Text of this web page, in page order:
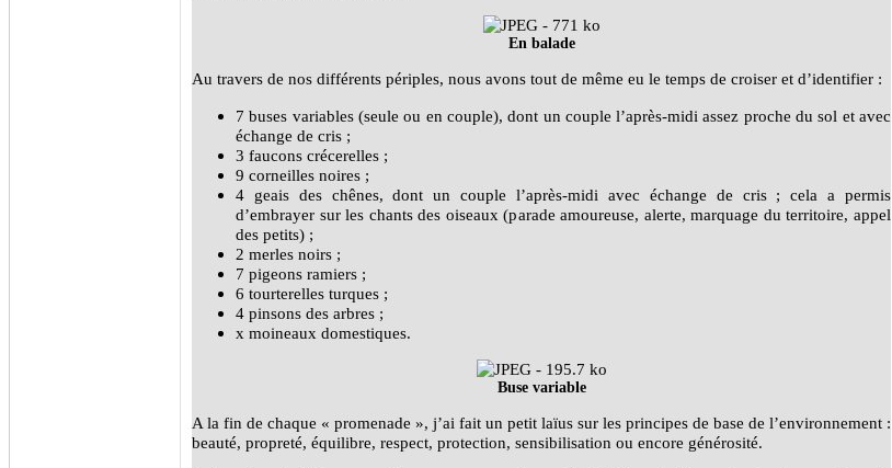
En balade
Au travers de nos différents périples, nous avons tout de même eu le temps de croiser et d’identifier :
7 buses variables (seule ou en couple), dont un couple l’après-midi assez proche du sol et avec
échange de cris ;
3 faucons crécerelles ;
9 corneilles noires ;
4 geais des chênes, dont un couple l’après-midi avec échange de cris ; cela a permis
d’embrayer sur les chants des oiseaux (parade amoureuse, alerte, marquage du territoire, appel
des petits) ;
2 merles noirs ;
7 pigeons ramiers ;
6 tourterelles turques ;
4 pinsons des arbres ;
x moineaux domestiques.
Buse variable
A la fin de chaque « promenade », j’ai fait un petit laïus sur les principes de base de l’environnement :
beauté, propreté, équilibre, respect, protection, sensibilisation ou encore générosité.